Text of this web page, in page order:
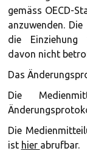
gemäss OECD-
anzuwenden.
die Einziehung
davon nicht
Das
Die
Die
ist hier abrufbar.